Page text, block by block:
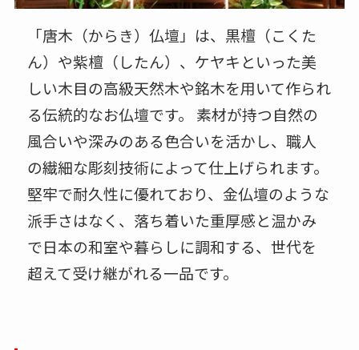
「唐木（からき）仏壇」は、黒檀（こくた
ん）や紫檀（したん）、ケヤキといった美
しい木目の高級天然木や銘木を用いて作られ
る伝統的なお仏壇です。 素材が持つ自然の
風合いや深みのある色合いを活かし、職人
の繊細な彫刻技術によって仕上げられます。
堅牢で耐久性に優れており、金仏壇のような
派手さはなく、落ち着いた重厚感と温かみ
で日本の和室や暮らしに調和する、世代を
超えて受け継がれる一品です。